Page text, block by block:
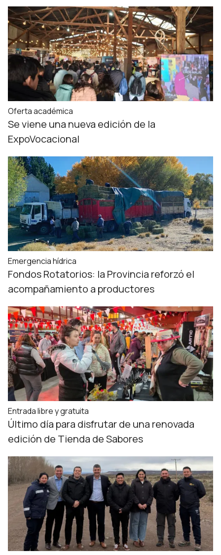
Oferta académica
Se viene una nueva edición de la
ExpoVocacional
Emergencia hídrica
Fondos Rotatorios: la Provincia reforzó el
acompañamiento a productores
Entrada libre y gratuita
Último día para disfrutar de una renovada
edición de Tienda de Sabores